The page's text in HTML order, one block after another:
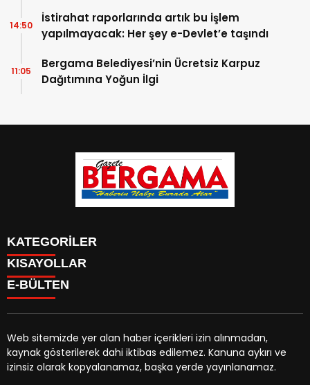
İstirahat raporlarında artık bu işlem
yapılmayacak: Her şey e-Devlet’e taşındı
14:50
Bergama Belediyesi’nin Ücretsiz Karpuz
Dağıtımına Yoğun İlgi
11:05
KATEGORİLER
CANLI YAYIN
BURÇLAR
CANLI SONUÇLAR
HAVA DURUMU
CANLI TV
KISAYOLLAR
Menü seçimi yapın. WP-ADMIN → Görünüm → Menüler
sayfasından menü eşleştirmesi yapınız.
E-BÜLTEN
gazetebergama.com.tre-bültenine abone olarak,
tarafınıza haber, duyuru ve kampanya içerikli e-postaların
Web sitemizde yer alan haber içerikleri izin alınmadan,
kaynak gösterilerek dahi iktibas edilemez. Kanuna aykırı ve
izinsiz olarak kopyalanamaz, başka yerde yayınlanamaz.